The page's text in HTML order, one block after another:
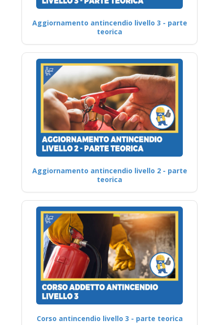
Aggiornamento antincendio livello 3 - parte
teorica
Aggiornamento antincendio livello 2 - parte
teorica
Corso antincendio livello 3 - parte teorica